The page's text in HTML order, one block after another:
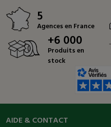
5
Agences en France
+6 000
Produits en
stock
AIDE & CONTACT